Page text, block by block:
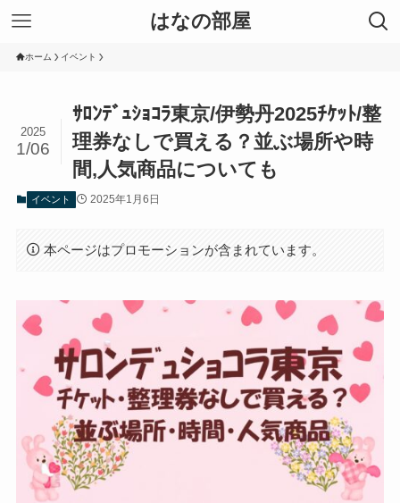
はなの部屋
ホーム イベント
ｻﾛﾝﾃﾞｭｼｮｺﾗ東京/伊勢丹2025ﾁｹｯﾄ/整
理券なしで買える？並ぶ場所や時
間,人気商品についても
2025
1/06
イベント 2025年1月6日
本ページはプロモーションが含まれています。